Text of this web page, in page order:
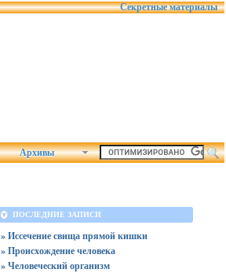
Секретные материалы
Архивы
ПОСЛЕДНИЕ ЗАПИСИ
» Иссечение свища прямой кишки
» Происхождение человека
» Человеческий организм